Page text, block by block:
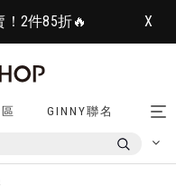
！2件85折🔥 X
GINNY聯名